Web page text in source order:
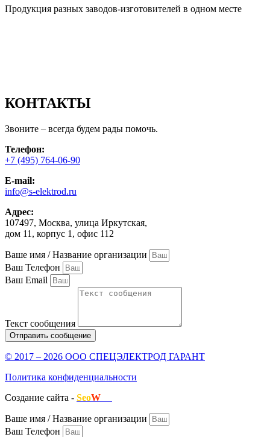
Продукция разных заводов-изготовителей в одном месте
КОНТАКТЫ
Звоните – всегда будем рады помочь.
Телефон:
+7 (495) 764-06-90
E-mail:
info@s-elektrod.ru
Адрес:
107497, Москва, улица Иркутская,
дом 11, корпус 1, офис 112
Ваше имя / Название организации
Ваш Телефон
Ваш Email
Текст сообщения
Отправить сообщение
© 2017 – 2026 ООО СПЕЦЭЛЕКТРОД ГАРАНТ
Политика конфиденциальности
Создание сайта - SeoW.ru
Ваше имя / Название организации
Ваш Телефон